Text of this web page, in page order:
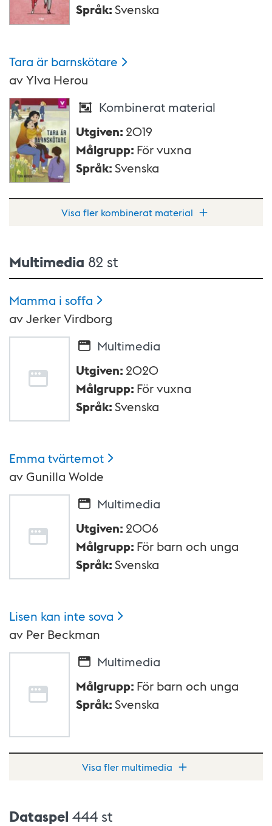
Språk:Svenska
Tara är barnskötare
avYlva Herou
Kombinerat material
Utgiven:2019
Målgrupp: För vuxna
Språk:Svenska
Visa fler kombinerat material
Multimedia 82 st
Mamma i soffa
avJerker Virdborg
Multimedia
Utgiven: 2020
Målgrupp: För vuxna
Språk:Svenska
Emma tvärtemot
avGunilla Wolde
Multimedia
Utgiven: 2006
Målgrupp: För barn och unga
Språk:Svenska
Lisen kan inte sova
av Per Beckman
Multimedia
Målgrupp: För barn och unga
Språk:Svenska
Visa fler multimedia
Dataspel 444 st